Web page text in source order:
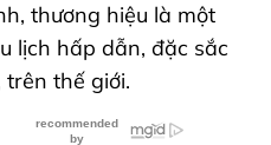
thương hiệu là một
lịch hấp dẫn, đặc sắc
thế giới.